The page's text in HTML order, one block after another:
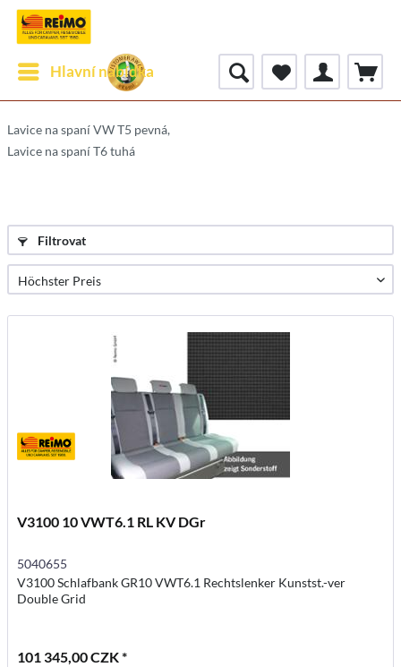
Hlavní nabídka
Lavice na spaní VW T5 pevná,
Lavice na spaní T6 tuhá
Filtrovat
V3100 10 VWT6.1 RL KV DGr
5040655
V3100 Schlafbank GR10 VWT6.1 Rechtslenker Kunstst.-ver
Double Grid
101 345,00 CZK *